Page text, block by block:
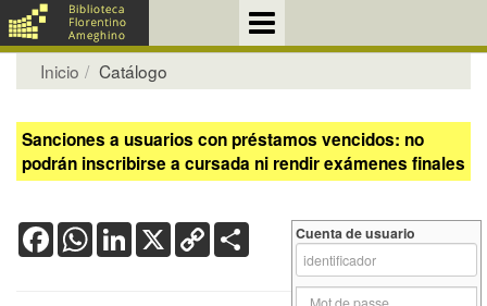
Inicio Catálogo
Sanciones a usuarios con préstamos vencidos: no
podrán inscribirse a cursada ni rendir exámenes finales
FacebookWhatsApp
LinkedIn
X Copy
Link
Cuenta de usuario